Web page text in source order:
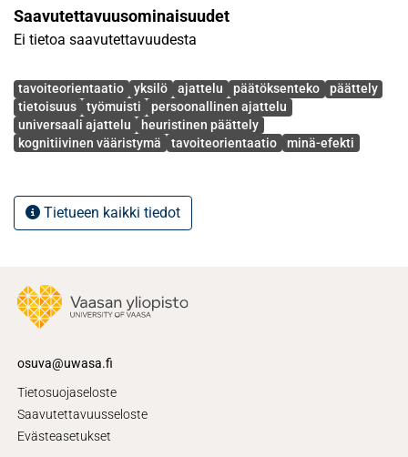
ilmenee yksilön haluna menestyä sosiokulttuurisessa
ympäristössään ja se implementoi muun muassa
Saavutettavuusominaisuudet
Ei tietoa saavutettavuudesta
Avainsanat
tavoiteorientaatio yksilö ajattelu päätöksenteko
päättely
tietoisuus
työmuisti
persoonallinen ajattelu
universaali ajattelu
heuristinen päättely
kognitiivinen vääristymä
tavoiteorientaatio minä-efekti
Tietueen kaikki tiedot
osuva@uwasa.fi
Tietosuojaseloste
Saavutettavuusseloste
Evästeasetukset